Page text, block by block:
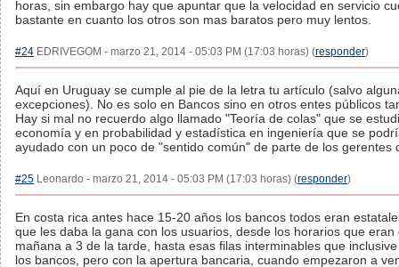
horas, sin embargo hay que apuntar que la velocidad en servicio
bastante en cuanto los otros son mas baratos pero muy lentos.
#24 EDRIVEGOM - marzo 21, 2014 - 05:03 PM (17:03 horas) (responder)
Aquí en Uruguay se cumple al pie de la letra tu artículo (salvo
excepciones). No es solo en Bancos sino en otros entes públicos
Hay si mal no recuerdo algo llamado "Teoría de colas" que se
economía y en probabilidad y estadística en ingeniería que se
ayudado con un poco de "sentido común" de parte de los gerentes
#25 Leonardo - marzo 21, 2014 - 05:03 PM (17:03 horas) (responder)
En costa rica antes hace 15-20 años los bancos todos eran
que les daba la gana con los usuarios, desde los horarios que eran
mañana a 3 de la tarde, hasta esas filas interminables que
los bancos, pero con la apertura bancaria, cuando empezaron a